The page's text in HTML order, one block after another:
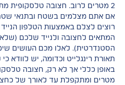
2 מטרים לרוב. חצובה טלסקופית
אם אתם מצלמים בשטח ובתנאי
רוצים לצלם באמצעות הטלפון
המתאים לחצובה ולנייד שלכם
הסטנדרטית). לאלו מכם העושים
תאורת רינגלייט וכדומה, יש לוודא
מטרים ומתקפלת עד לאורך של